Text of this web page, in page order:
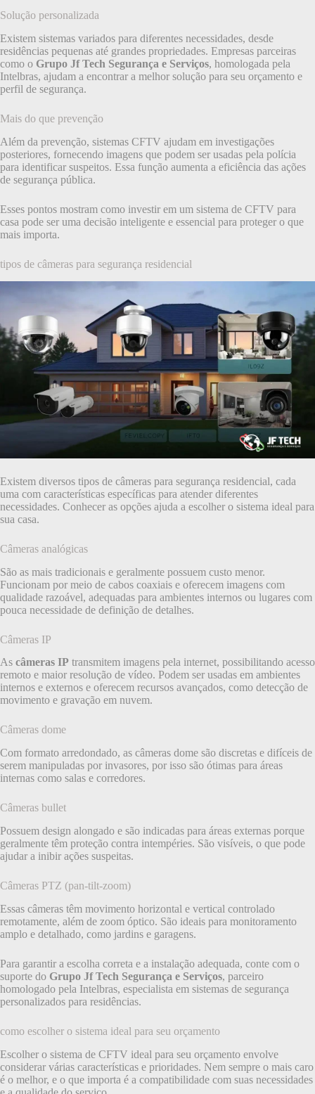
Solução personalizada
Existem sistemas variados para diferentes necessidades, desde
residências pequenas até grandes propriedades. Empresas parceiras
como o Grupo Jf Tech Segurança e Serviços, homologada pela
Intelbras, ajudam a encontrar a melhor solução para seu orçamento e
perfil de segurança.
Mais do que prevenção
Além da prevenção, sistemas CFTV ajudam em investigações
posteriores, fornecendo imagens que podem ser usadas pela polícia
para identificar suspeitos. Essa função aumenta a eficiência das ações
de segurança pública.
Esses pontos mostram como investir em um sistema de CFTV para
casa pode ser uma decisão inteligente e essencial para proteger o que
mais importa.
tipos de câmeras para segurança residencial
Existem diversos tipos de câmeras para segurança residencial, cada
uma com características específicas para atender diferentes
necessidades. Conhecer as opções ajuda a escolher o sistema ideal para
sua casa.
Câmeras analógicas
São as mais tradicionais e geralmente possuem custo menor.
Funcionam por meio de cabos coaxiais e oferecem imagens com
qualidade razoável, adequadas para ambientes internos ou lugares com
pouca necessidade de definição de detalhes.
Câmeras IP
As câmeras IP transmitem imagens pela internet, possibilitando acesso
remoto e maior resolução de vídeo. Podem ser usadas em ambientes
internos e externos e oferecem recursos avançados, como detecção de
movimento e gravação em nuvem.
Câmeras dome
Com formato arredondado, as câmeras dome são discretas e difíceis de
serem manipuladas por invasores, por isso são ótimas para áreas
internas como salas e corredores.
Câmeras bullet
Possuem design alongado e são indicadas para áreas externas porque
geralmente têm proteção contra intempéries. São visíveis, o que pode
ajudar a inibir ações suspeitas.
Câmeras PTZ (pan-tilt-zoom)
Essas câmeras têm movimento horizontal e vertical controlado
remotamente, além de zoom óptico. São ideais para monitoramento
amplo e detalhado, como jardins e garagens.
Para garantir a escolha correta e a instalação adequada, conte com o
suporte do Grupo Jf Tech Segurança e Serviços, parceiro
homologado pela Intelbras, especialista em sistemas de segurança
personalizados para residências.
como escolher o sistema ideal para seu orçamento
Escolher o sistema de CFTV ideal para seu orçamento envolve
considerar várias características e prioridades. Nem sempre o mais caro
é o melhor, e o que importa é a compatibilidade com suas necessidades